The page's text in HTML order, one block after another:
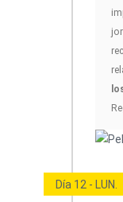
Día 12 - LUN.